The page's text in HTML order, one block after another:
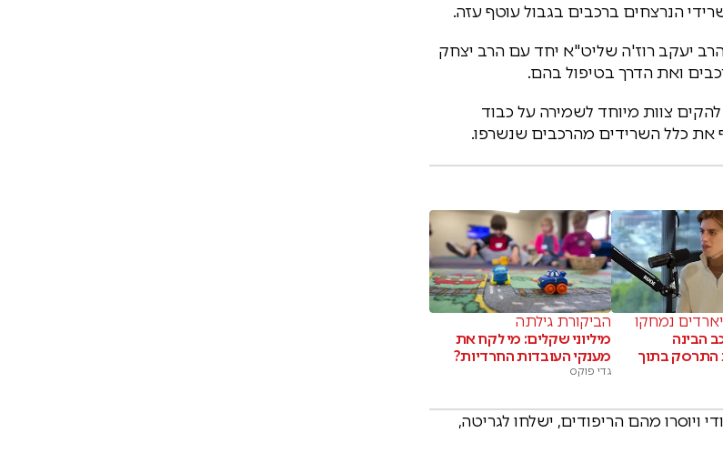
הנרצחים ברכבים בגבול עוטף עזה.
יעקב רוז'ה שליט"א יחד עם הרב יצחק
צוות מיוחד לשמירה על כבוד
את כלל השרידים מהרכבים שנשרפו.
נמחקו
כוכב הבינה
התרסק בתוך
הביקורת גילתה
מיליוני שקלים: מי לקח את
מענקי העובדות החרדיות?
גדי פוקס
ויוסרו מהם הריפודים, ישלחו לגריטה,